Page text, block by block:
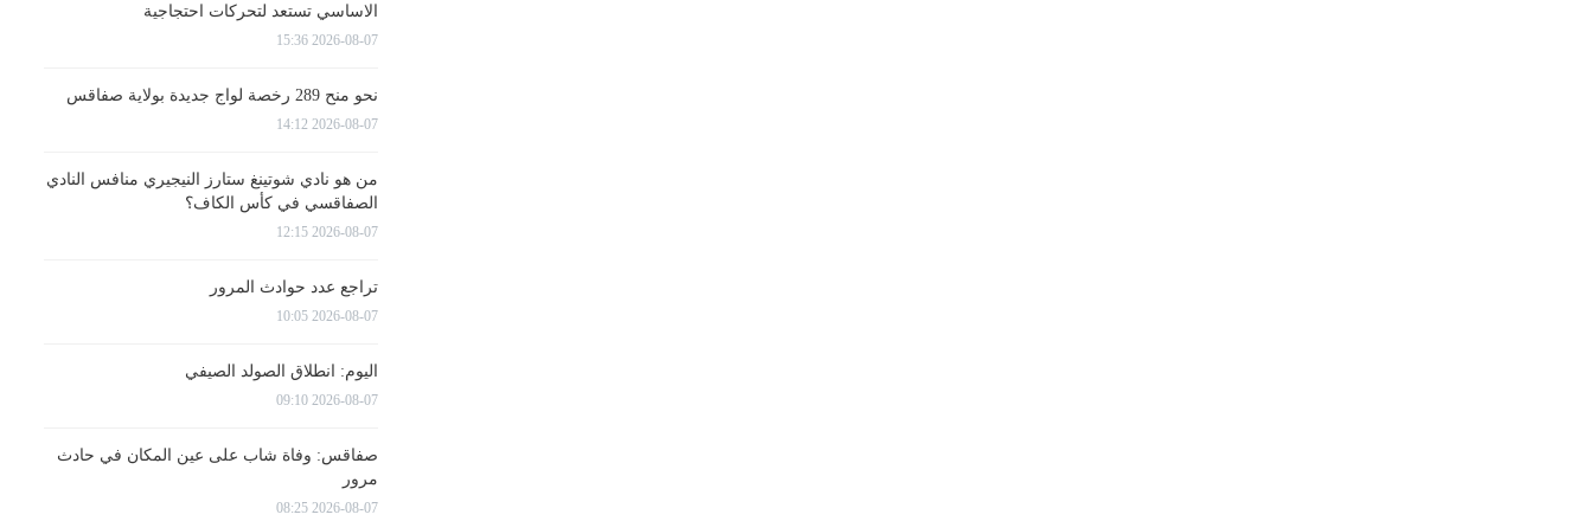
الاساسي تستعد لتحركات احتجاجية
2026-08-07 15:36
نحو منح 289 رخصة لواج جديدة بولاية صفاقس
2026-08-07 14:12
من هو نادي شوتينغ ستارز النيجيري منافس النادي
الصفاقسي في كأس الكاف؟
2026-08-07 12:15
تراجع عدد حوادث المرور
2026-08-07 10:05
اليوم: انطلاق الصولد الصيفي
2026-08-07 09:10
صفاقس: وفاة شاب على عين المكان في حادث
مرور
2026-08-07 08:25